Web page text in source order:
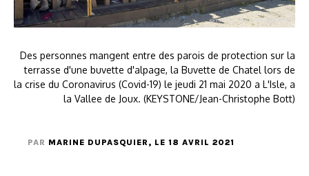
Des personnes mangent entre des parois de protection sur la
terrasse d'une buvette d'alpage, la Buvette de Chatel lors de
la crise du Coronavirus (Covid-19) le jeudi 21 mai 2020 a L'Isle, a
la Vallee de Joux. (KEYSTONE/Jean-Christophe Bott)
PAR MARINE DUPASQUIER, LE 18 AVRIL 2021